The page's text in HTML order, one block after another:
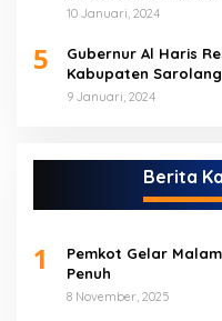
10 Januari, 2024
5
Gubernur Al Haris
Kabupaten
9 Januari, 2024
Berita
1
Pemkot Gelar
Penuh
8 November, 2025